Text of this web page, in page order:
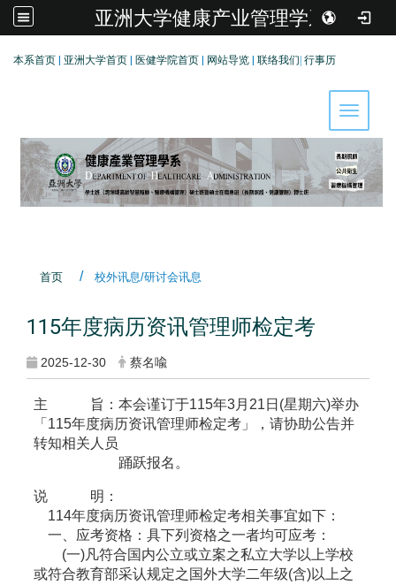
亚洲大学健康产业管理学系
本系首页 亚洲大学首页 医健学院首页 网站导览 联络我们 行事历
Toggle
首页 校外讯息/研讨会讯息
115年度病历资讯管理师检定考
2025-12-30 蔡名喩
主 旨：本会谨订于115年3月21日(星期六)举办
「115年度病历资讯管理师检定考」，请协助公告并
转知相关人员
踊跃报名。
说 明：
114年度病历资讯管理师检定考相关事宜如下：
一、应考资格：具下列资格之一者均可应考：
(一)凡符合国内公立或立案之私立大学以上学校
或符合教育部采认规定之国外大学二年级(含)以上之